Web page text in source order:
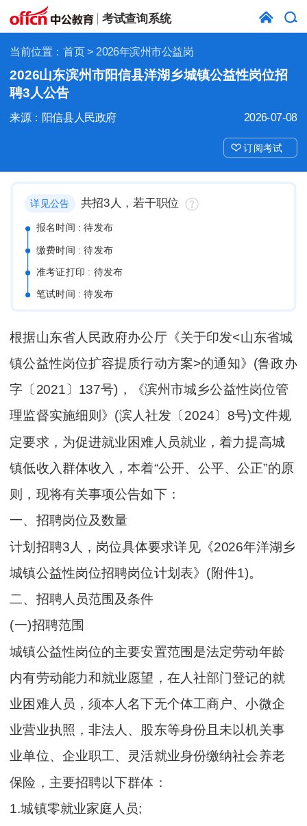
考试查询系统
当前位置： 首页> 2026年滨州市公益岗
2026山东滨州市阳信县洋湖乡城镇公益性岗位招
聘3人公告
2026-07-08
来源：阳信县人民政府
订阅考试
详见公告 共招3人，若干职位
报名时间 : 待发布
缴费时间 : 待发布
准考证打印 : 待发布
笔试时间 : 待发布
根据山东省人民政府办公厅《关于印发<山东省城
镇公益性岗位扩容提质行动方案>的通知》(鲁政办
字〔2021〕137号)，《滨州市城乡公益性岗位管
理监督实施细则》(滨人社发〔2024〕8号)文件规
定要求，为促进就业困难人员就业，着力提高城
镇低收入群体收入，本着“公开、公平、公正”的原
则，现将有关事项公告如下：
一、招聘岗位及数量
计划招聘3人，岗位具体要求详见《2026年洋湖乡
城镇公益性岗位招聘岗位计划表》(附件1)。
二、招聘人员范围及条件
(一)招聘范围
城镇公益性岗位的主要安置范围是法定劳动年龄
内有劳动能力和就业愿望，在人社部门登记的就
业困难人员，须本人名下无个体工商户、小微企
业营业执照，非法人、股东等身份且未以机关事
业单位、企业职工、灵活就业身份缴纳社会养老
保险，主要招聘以下群体：
1.城镇零就业家庭人员;